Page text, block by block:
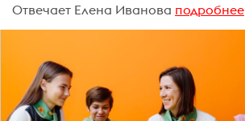
Отвечает Елена Иванова подробнее